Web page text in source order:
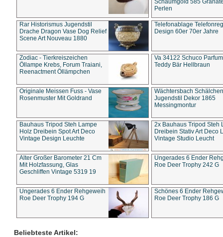
Schaumgold 585
Perlen
Rar Historismus Jugendstil
Drache Dragon Vase Dog Relief
Scene Art Nouveau 1880
Telefonablage
Design 60er 70er Jahre
Zodiac - Tierkreiszeichen
Öllampe Krebs, Forum Traiani,
Reenactment Öllämpchen
Va 34122 Schuco
Teddy Bär Hellbraun
Originale Meissen Fuss - Vase
Rosenmuster Mit Goldrand
Wächtersbach Schälchen
Jugendstil Dekor 1865
Messingmontur
Bauhaus Tripod Steh Lampe
Holz Dreibein Spot Art Deco
Vintage Design Leuchte
2x Bauhaus Tripod Steh
Dreibein Stativ Art Deco
Vintage Studio Leucht
Alter Großer Barometer 21 Cm
Mit Holzfassung, Glas
Geschliffen Vintage 5319 19
Ungerades 6 Ender
Roe Deer Trophy 242 G
Ungerades 6 Ender Rehgeweih
Roe Deer Trophy 194 G
Schönes 6 Ender
Roe Deer Trophy 186 G
Beliebteste Artikel: